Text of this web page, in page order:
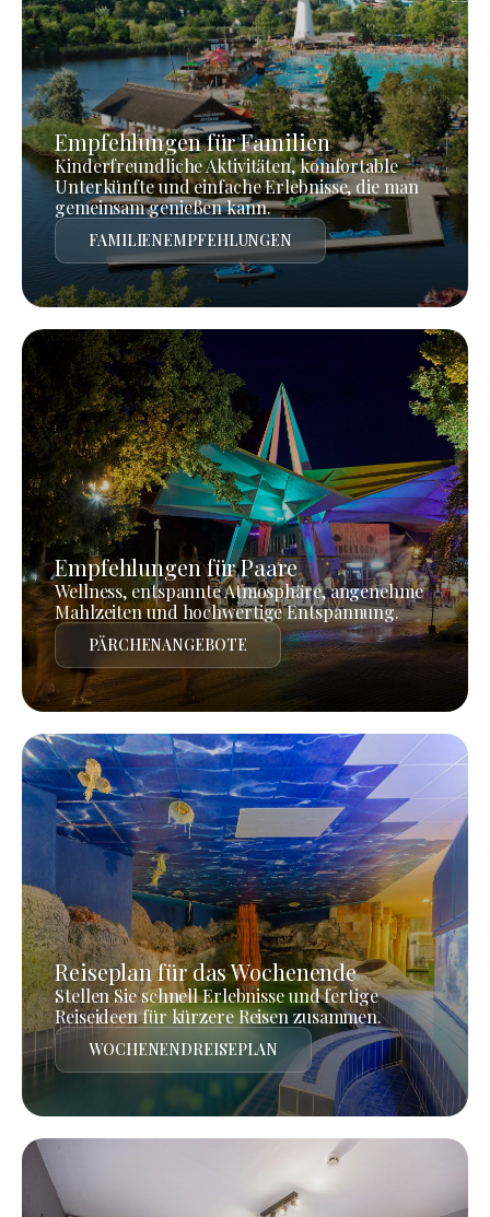
Empfehlungen für Familien
Kinderfreundliche Aktivitäten, komfortable
Unterkünfte und einfache Erlebnisse, die man
gemeinsam genießen kann.
FAMILIENEMPFEHLUNGEN
Empfehlungen für Paare
Wellness, entspannte Atmosphäre, angenehme
Mahlzeiten und hochwertige Entspannung.
PÄRCHENANGEBOTE
Reiseplan für das Wochenende
Stellen Sie schnell Erlebnisse und fertige
Reiseideen für kürzere Reisen zusammen.
WOCHENENDREISEPLAN